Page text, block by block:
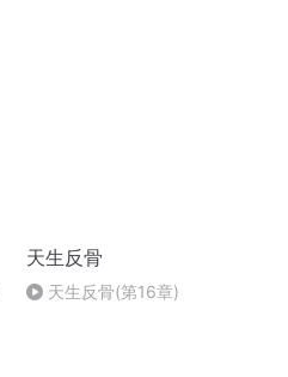
天生反骨
天生反骨(第16章)